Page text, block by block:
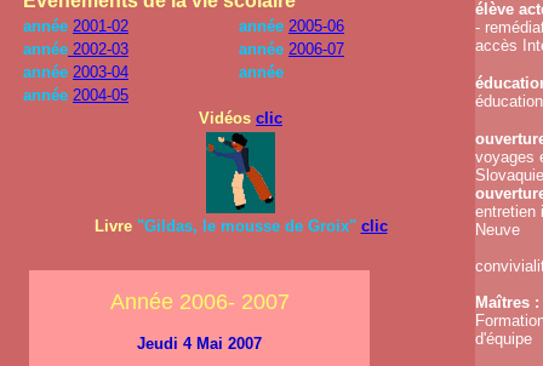
année 2001-02 année 2005-06
année 2002-03 année 2006-07
année 2003-04
année
année 2004-05
Vidéos clic
Livre "Gildas, le mousse de Groix" clic
Année 2006- 2007
Jeudi 4 Mai 2007
élève
-
accès
voyages
entretien
Neuve
Maîtres :
d'équipe